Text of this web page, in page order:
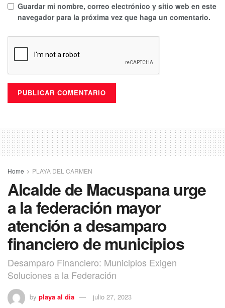
Guardar mi nombre, correo electrónico y sitio web en este
navegador para la próxima vez que haga un comentario.
Home PLAYA DEL CARMEN
Alcalde de Macuspana urge
a la federación mayor
atención a desamparo
financiero de municipios
Desamparo Financiero: Municipios Exigen
Soluciones a la Federación
by playa al dia julio 27, 2023